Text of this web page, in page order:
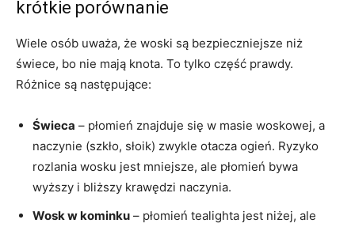
krótkie porównanie
Wiele osób uważa, że woski są bezpieczniejsze niż
świece, bo nie mają knota. To tylko część prawdy.
Różnice są następujące:
Świeca – płomień znajduje się w masie woskowej, a
naczynie (szkło, słoik) zwykle otacza ogień. Ryzyko
rozlania wosku jest mniejsze, ale płomień bywa
wyższy i bliższy krawędzi naczynia.
Wosk w kominku – płomień tealighta jest niżej, ale